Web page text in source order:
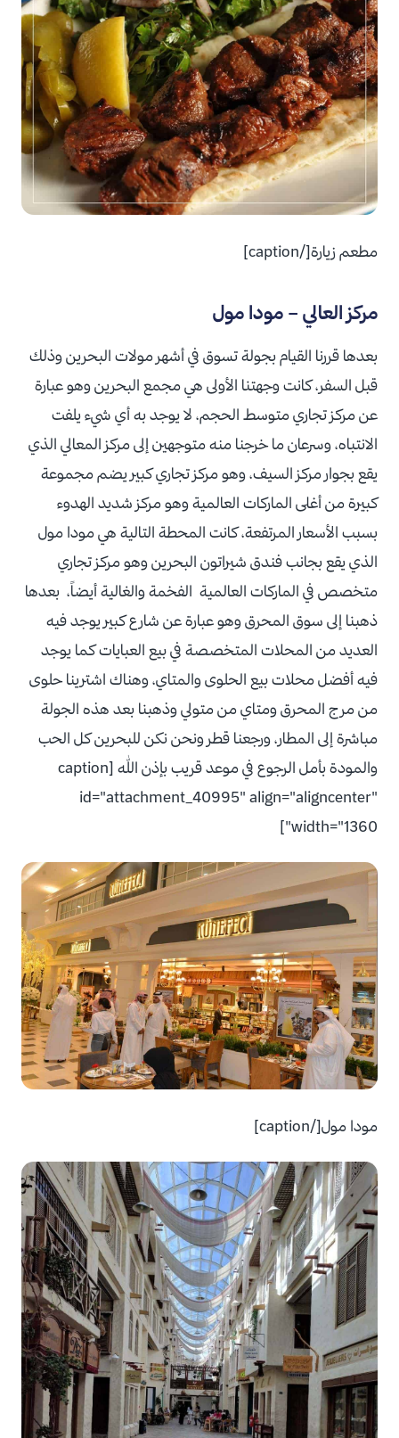
مطعم زيارة[/caption]
مركز العالي – مودا مول
بعدها قررنا القيام بجولة تسوق في أشهر مولات البحرين وذلك
قبل السفر، كانت وجهتنا الأولى هي مجمع البحرين وهو عبارة
عن مركز تجاري متوسط الحجم، لا يوجد به أي شيء يلفت
الانتباه، وسرعان ما خرجنا منه متوجهين إلى مركز المعالي الذي
يقع بجوار مركز السيف، وهو مركز تجاري كبير يضم مجموعة
كبيرة من أغلى الماركات العالمية وهو مركز شديد الهدوء
بسبب الأسعار المرتفعة، كانت المحطة التالية هي مودا مول
الذي يقع بجانب فندق شيراتون البحرين وهو مركز تجاري
متخصص في الماركات العالمية الفخمة والغالية أيضاً، بعدها
ذهبنا إلى سوق المحرق وهو عبارة عن شارع كبير يوجد فيه
العديد من المحلات المتخصصة في بيع العبايات كما يوجد
فيه أفضل محلات بيع الحلوى والمتاي، وهناك اشترينا حلوى
من مرج المحرق ومتاي من متولي وذهبنا بعد هذه الجولة
مباشرة إلى المطار، ورجعنا قطر ونحن نكن للبحرين كل الحب
والمودة بأمل الرجوع في موعد قريب بإذن الله [caption
id="attachment_40995" align="aligncenter"
width="1360"]
مودا مول[/caption]